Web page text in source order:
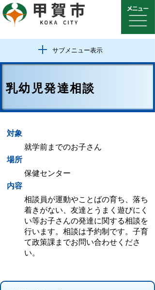
サブメニュー表示
乳幼児発達相談
対象
就学前までのお子さん
場所
保健センター
内容
相談員が運動やことばの育ち、落ち
着きがない、友達とうまく遊びにく
い等お子さんの発達に関する相談を
行います。相談は予約制です。子育
て政策課までお問い合わせくださ
い。